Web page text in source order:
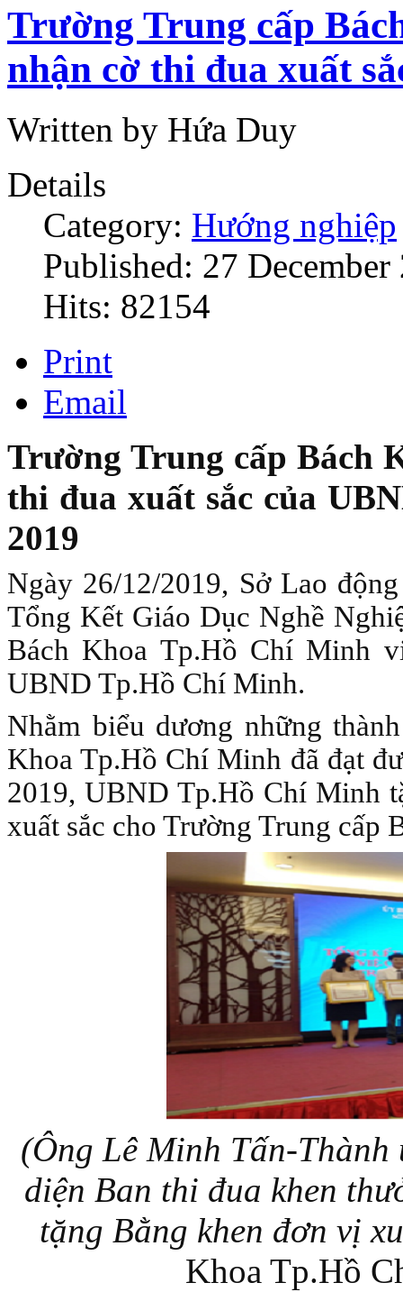
Trường Trung cấp
nhận cờ thi đua xuất
Written by Hứa Duy
Details
Category: Hướng nghiệp
Published: 27 December
Hits: 82154
Print
Email
Trường Trung cấp Bách
thi đua xuất sắc của
2019
Ngày 26/12/2019, Sở Lao
Tổng Kết Giáo Dục Nghề
Bách Khoa Tp.Hồ Chí Minh
UBND Tp.Hồ Chí Minh.
Nhằm biểu dương những
Khoa Tp.Hồ Chí Minh đã đạt
2019, UBND Tp.Hồ Chí Minh
xuất sắc cho Trường Trung cấp
(Ông Lê Minh Tấn-
diện Ban thi đua khen
tặng Bằng khen đơn vị
Khoa Tp.Hồ